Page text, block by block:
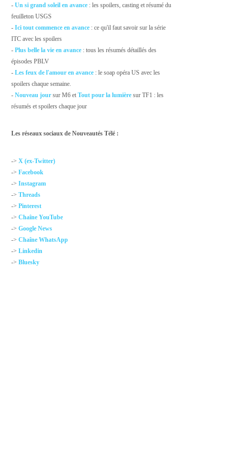
-Un si grand soleil en avance : les spoilers, casting et résumé du
feuilleton USGS
-Ici tout commence en avance : ce qu'il faut savoir sur la série
ITC avec les spoilers
- Plus belle la vie en avance : tous les résumés détaillés des
épisodes PBLV
-Les feux de l'amour en avance : le soap opéra US avec les
spoilers chaque semaine.
-Nouveau jour sur M6 etTout pour la lumière sur TF1 : les
résumés et spoilers chaque jour
Les réseaux sociaux de Nouveautés Télé :
->X (ex-Twitter)
->Facebook
->Instagram
->Threads
->Pinterest
->Chaîne YouTube
->Google News
->Chaîne WhatsApp
->Linkedin
->Bluesky